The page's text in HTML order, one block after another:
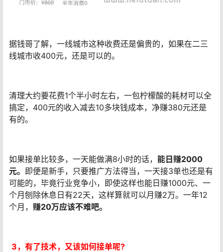
据钱哥了解，一线城市这种收费还是偏贵的，如果在二三
线城市收400元，还是可以的。
清理大约要花费1个半小时左右，一包柠檬酸的耗材可以全
搞定，400元的收入减去10多块钱成本，净赚380元还是
有的。
如果接单比较多，一天能做满8小时的话， 能 日赚2000
元。 即便是新手，只要推广方法得当，一天接3单也还是有
可能的，毕竟行业竞争小，即使这样也能日赚1000元、一
个月刨除休息日有22天，这样算就可以月赚2万。一年12
个月， 赚20万应该不难吧。
3， 有了技术，又该如何接单呢?